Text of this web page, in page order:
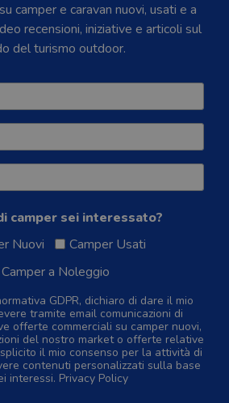
camper e caravan nuovi, usati e a
recensioni, iniziative e articoli sul
del turismo outdoor.
camper sei interessato?
Nuovi
Camper Usati
Camper a Noleggio
GDPR, dichiaro di dare il mio
tramite email comunicazioni di
offerte commerciali su camper nuovi,
del nostro market o offerte relative
il mio consenso per la attività di
contenuti personalizzati sulla base
interessi. Privacy Policy